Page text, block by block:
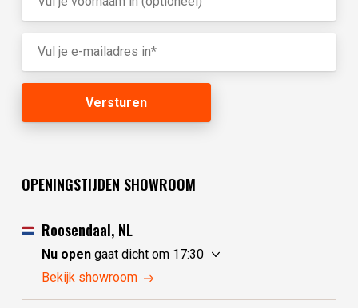
OPENINGSTIJDEN SHOWROOM
Roosendaal, NL
Nu opengaat dicht om 17:30
zaterdag
zondag
10:00 - 17:30
Bekijk showroom